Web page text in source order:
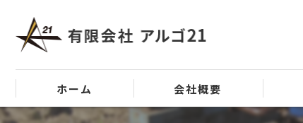
ホーム 会社概要